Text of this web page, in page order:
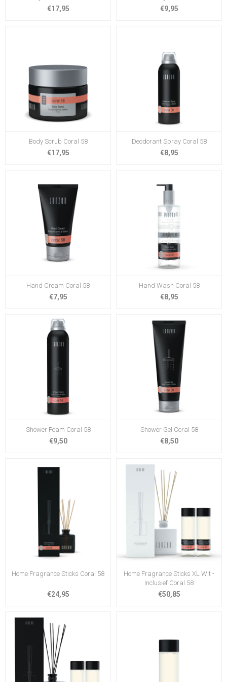
€17,95 €9,95
Body Scrub Coral 58
€17,95
Deodorant Spray Coral 58
€8,95
Hand Cream Coral 58
€7,95
Hand Wash Coral 58
€8,95
Shower Foam Coral 58
€9,50
Shower Gel Coral 58
€8,50
Home Fragrance Sticks Coral 58
€24,95
Home Fragrance Sticks XL Wit -
Inclusief Coral 58
€50,85